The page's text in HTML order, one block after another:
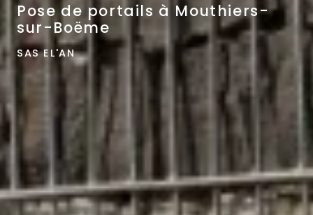
Pose de portails à Mouthiers-
sur-Boëme
SAS EL'AN